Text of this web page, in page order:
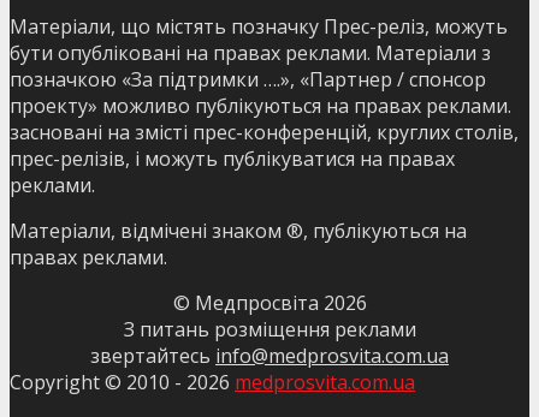
Матеріали, що містять позначку Прес-реліз, можуть
бути опубліковані на правах реклами. Матеріали з
позначкою «За підтримки ….», «Партнер / спонсор
проекту» можливо публікуються на правах реклами.
засновані на змісті прес-конференцій, круглих столів,
прес-релізів, і можуть публікуватися на правах
реклами.
Матеріали, відмічені знаком ®, публікуються на
правах реклами.
© Медпросвіта 2026
З питань розміщення реклами
звертайтесь info@medprosvita.com.ua
Copyright © 2010 - 2026 medprosvita.com.ua